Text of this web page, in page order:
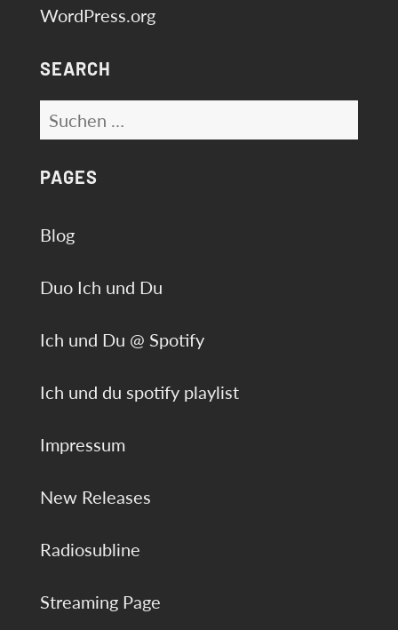
WordPress.org
SEARCH
Suchen
nach:
PAGES
Blog
Duo Ich und Du
Ich und Du @ Spotify
Ich und du spotify playlist
Impressum
New Releases
Radiosubline
Streaming Page